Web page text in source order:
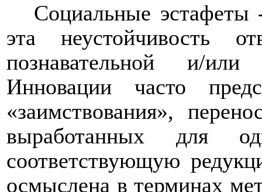
Социальные эстафеты
эта неустойчивость
познавательной и/или
Инновации часто
«заимствования»,
выработанных для
соответствующую
осмыслена в терминах